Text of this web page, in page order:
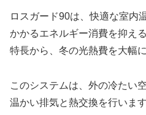
ロスガード90は、快適な室内
かかるエネルギー消費を抑え
特長から、冬の光熱費を大幅
このシステムは、外の冷たい
温かい排気と熱交換を行います